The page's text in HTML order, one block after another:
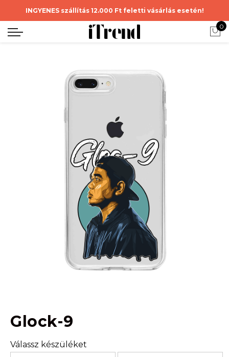
INGYENES szállítás 12.000 Ft feletti vásárlás esetén!
0
Glock-9
Válassz készüléket